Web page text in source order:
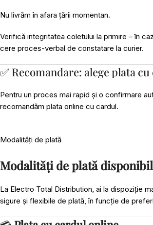
Nu livrăm în afara țării momentan.
Verifică integritatea coletului la primire – în
cere proces-verbal de constatare la curier.
✅ Recomandare: alege plata
Pentru un proces mai rapid și o confirmare
recomandăm plata online cu cardul.
Modalități de plată
Modalități de plată
La Electro Total Distribution, ai la dispoziție
sigure și flexibile de plată, în funcție de